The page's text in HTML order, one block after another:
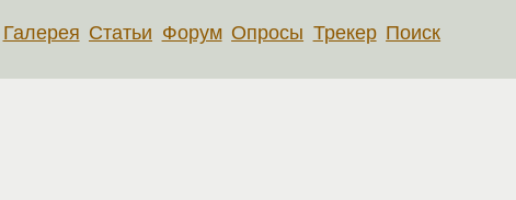
Галерея Статьи Форум Опросы Трекер Поиск